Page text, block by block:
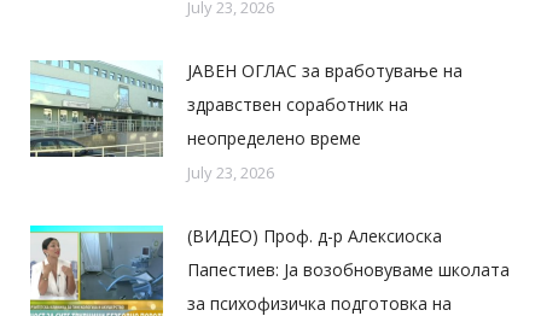
July 23, 2026
ЈАВЕН ОГЛАС за вработување на
здравствен соработник на
неопределено време
July 23, 2026
(ВИДЕО) Проф. д-р Алексиоска
Папестиев: Ја возобновуваме школата
за психофизичка подготовка на